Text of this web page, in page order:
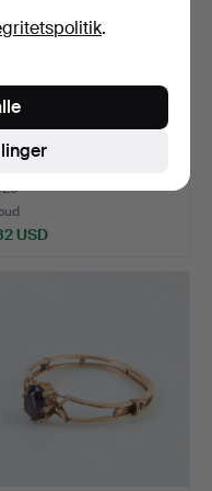
OLAVI
Sterling
USD
.